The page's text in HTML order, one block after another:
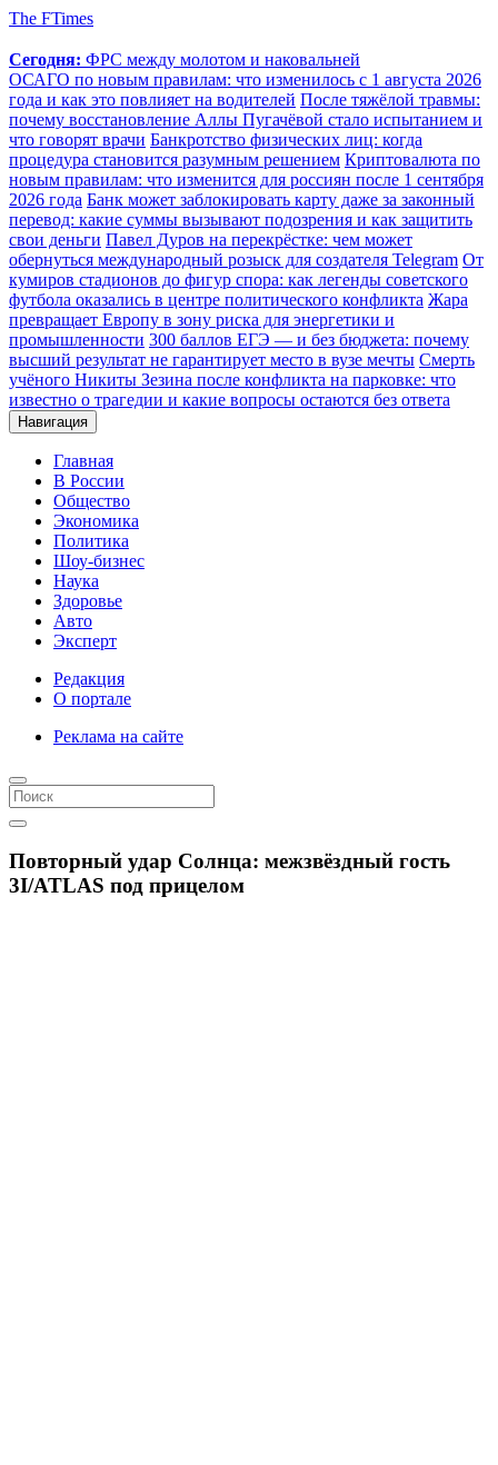
The FTimes
Сегодня: ФРС между молотом и наковальней
ОСАГО по новым правилам: что изменилось с 1 августа 2026
года и как это повлияет на водителей После тяжёлой травмы:
почему восстановление Аллы Пугачёвой стало испытанием и
что говорят врачи Банкротство физических лиц: когда
процедура становится разумным решением Криптовалюта по
новым правилам: что изменится для россиян после 1 сентября
2026 года Банк может заблокировать карту даже за законный
перевод: какие суммы вызывают подозрения и как защитить
свои деньги Павел Дуров на перекрёстке: чем может
обернуться международный розыск для создателя Telegram От
кумиров стадионов до фигур спора: как легенды советского
футбола оказались в центре политического конфликта Жара
превращает Европу в зону риска для энергетики и
промышленности 300 баллов ЕГЭ — и без бюджета: почему
высший результат не гарантирует место в вузе мечты Смерть
учёного Никиты Зезина после конфликта на парковке: что
известно о трагедии и какие вопросы остаются без ответа
Навигация
Главная
В России
Общество
Экономика
Политика
Шоу-бизнес
Наука
Здоровье
Авто
Эксперт
Редакция
О портале
Реклама на сайте
Повторный удар Солнца: межзвёздный гость
3I/ATLAS под прицелом